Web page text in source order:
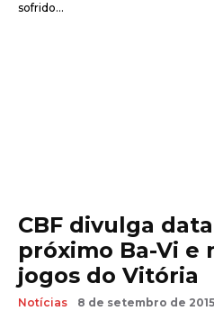
sofrido...
CBF divulga
próximo Ba-Vi e
jogos do Vitória
Notícias
8 de setembro de 2015